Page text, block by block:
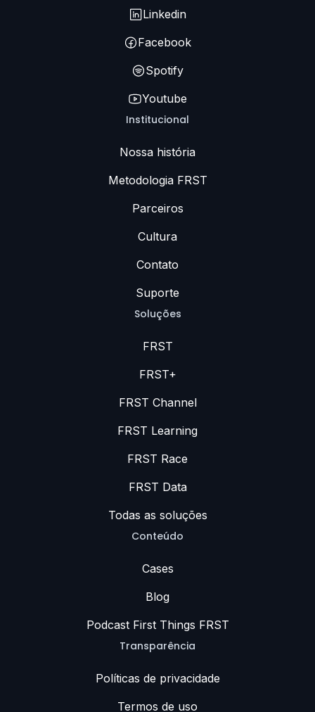
Linkedin
Facebook
Spotify
Youtube
Institucional
Nossa história
Metodologia FRST
Parceiros
Cultura
Contato
Suporte
Soluções
FRST
FRST+
FRST Channel
FRST Learning
FRST Race
FRST Data
Todas as soluções
Conteúdo
Cases
Blog
Podcast First Things FRST
Transparência
Políticas de privacidade
Termos de uso